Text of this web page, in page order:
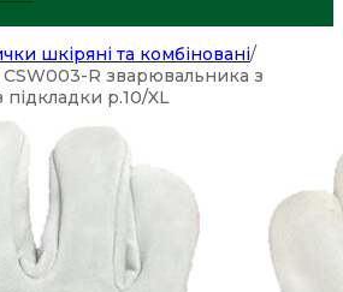
шкіряні та комбіновані/
R зварювальника з
підкладки р.10/XL